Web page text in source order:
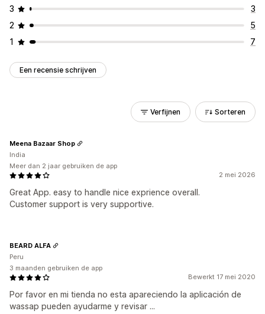
3
3
2
5
1
7
Een recensie schrijven
Verfijnen Sorteren
2 mei 2026
Great App. easy to handle nice exprience overall.
Customer support is very supportive.
Meena Bazaar Shop
India
Meer dan 2 jaar gebruiken de app
Bewerkt 17 mei 2020
Por favor en mi tienda no esta apareciendo la aplicación de
wassap pueden ayudarme y revisar ...
BEARD ALFA
Peru
3 maanden gebruiken de app